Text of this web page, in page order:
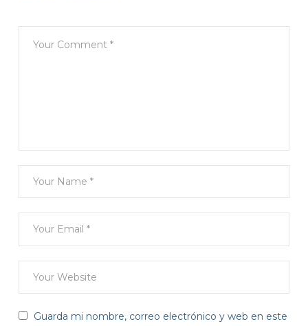
Guarda mi nombre, correo electrónico y web en este